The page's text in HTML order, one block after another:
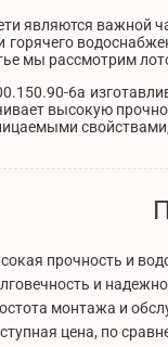
являются важной
горячего
мы рассмотрим
6а
высокую
прочность и
и
монтажа и
цена, по